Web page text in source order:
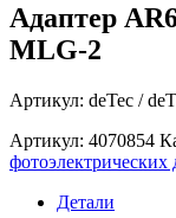
Адаптер
MLG-2
Артикул: deTec /
Артикул: 4070854
фотоэлектрических
Детали